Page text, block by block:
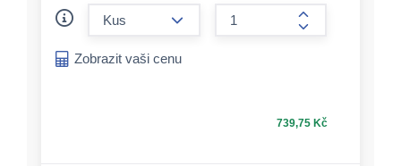
form.increase-
Zobrazit vaši cenu
739,75 Kč